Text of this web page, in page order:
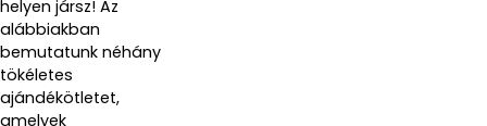
helyen jársz! Az
alábbiakban
bemutatunk néhány
tökéletes
ajándékötletet,
amelyek